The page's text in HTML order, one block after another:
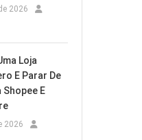
2026
Loja
E Parar De
Shopee E
2026